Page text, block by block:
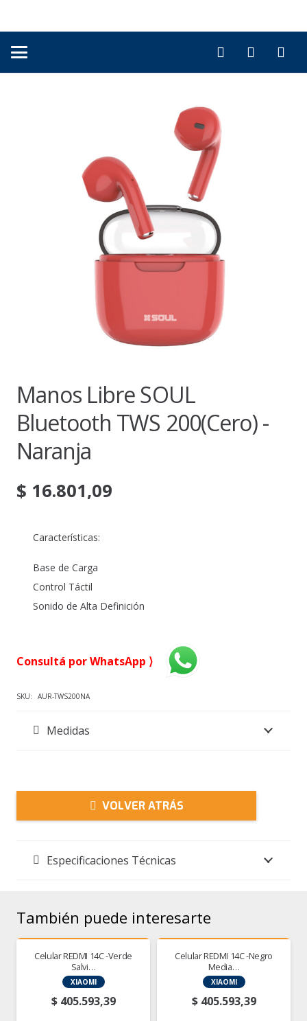
Manos Libre SOUL
Bluetooth TWS 200(cero) -
Naranja
$ 16.801,09
Características:
Base de Carga
Control Táctil
Sonido de Alta Definición
Consultá por WhatsApp ⟩
SKU: AUR-TWS200NA
Medidas
VOLVER ATRÁS
Especificaciones Técnicas
También puede interesarte
Celular REDMI 14C -Verde
Salvi…
XIAOMI
$405.593,39
Celular REDMI 14C -Negro
Media…
XIAOMI
$405.593,39